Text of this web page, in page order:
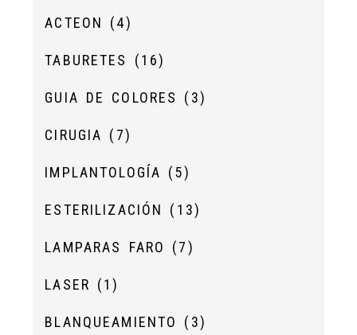
ACTEON (4)
TABURETES (16)
GUIA DE COLORES (3)
CIRUGIA (7)
IMPLANTOLOGÍA (5)
ESTERILIZACIÓN (13)
LAMPARAS FARO (7)
LASER (1)
BLANQUEAMIENTO (3)